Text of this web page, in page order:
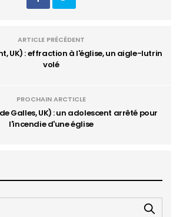
ARTICLE PRÉCÉDENT
UK) : effraction à l'église, un aigle-lutrin
volé
PROCHAIN ARCTICLE
Galles, UK) : un adolescent arrêté pour
l'incendie d'une église